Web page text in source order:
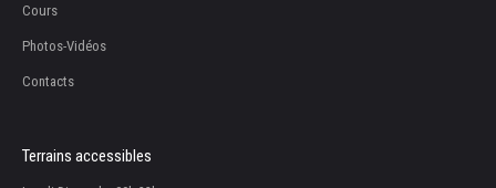
Cours
Photos-Vidéos
Contacts
Terrains accessibles